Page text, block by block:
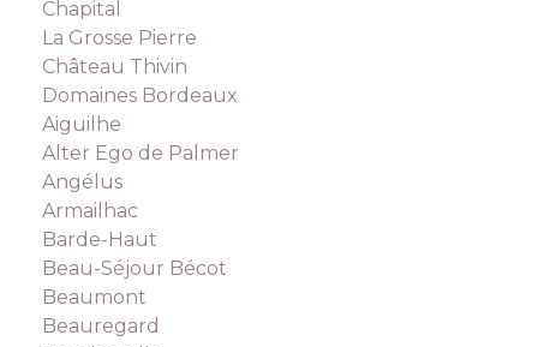
Chapital
La Grosse Pierre
Château Thivin
Domaines Bordeaux
Aiguilhe
Alter Ego de Palmer
Angélus
Armailhac
Barde-Haut
Beau-Séjour Bécot
Beaumont
Beauregard